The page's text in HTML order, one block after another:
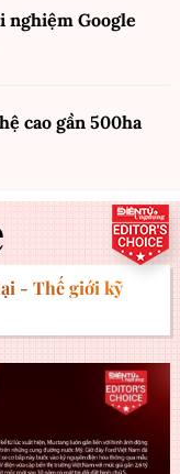
nghiệm Google
cao gần 500ha
- Thế giới kỹ